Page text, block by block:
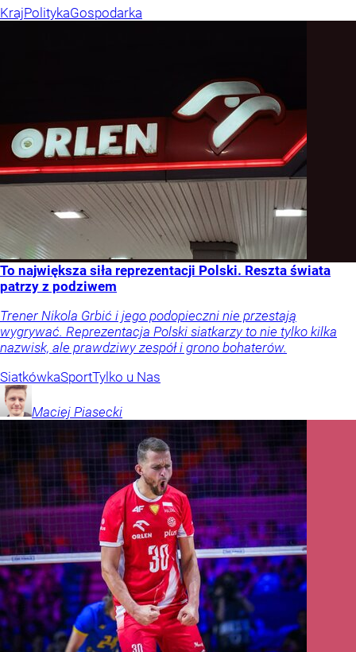
KrajPolitykaGospodarka
To największa siła reprezentacji Polski. Reszta świata
patrzy z podziwem
Trener Nikola Grbić i jego podopieczni nie przestają
wygrywać. Reprezentacja Polski siatkarzy to nie tylko kilka
nazwisk, ale prawdziwy zespół i grono bohaterów.
SiatkówkaSportTylko u Nas
Maciej Piasecki